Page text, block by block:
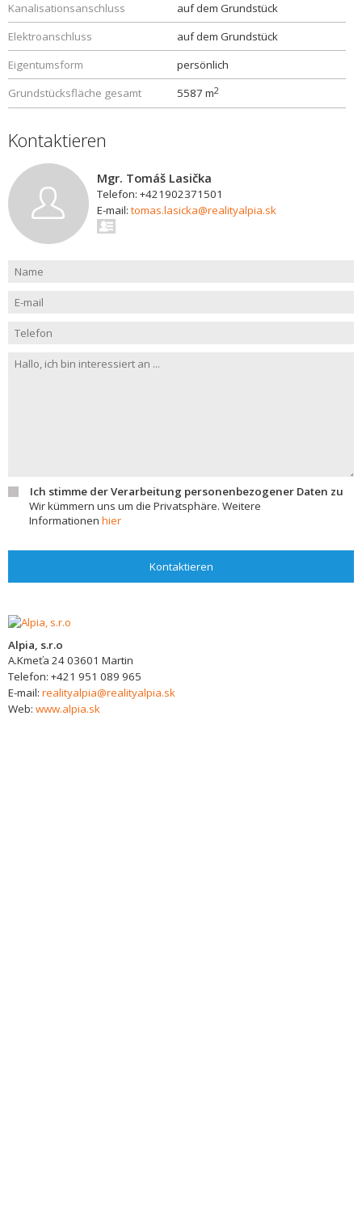
Kanalisationsanschluss
auf dem Grundstück
Elektroanschluss
auf dem Grundstück
Eigentumsform
persönlich
Grundstücksfläche gesamt
5587 m2
Kontaktieren
Mgr. Tomáš Lasička
Telefon: +421902371501
E-mail: tomas.lasicka@realityalpia.sk
Ich stimme der Verarbeitung personenbezogener Daten zu
Wir kümmern uns um die Privatsphäre. Weitere
Informationen hier
Kontaktieren
Alpia, s.r.o
A.Kmeťa 2403601 Martin
Telefon: +421 951 089 965
E-mail: realityalpia@realityalpia.sk
Web: www.alpia.sk